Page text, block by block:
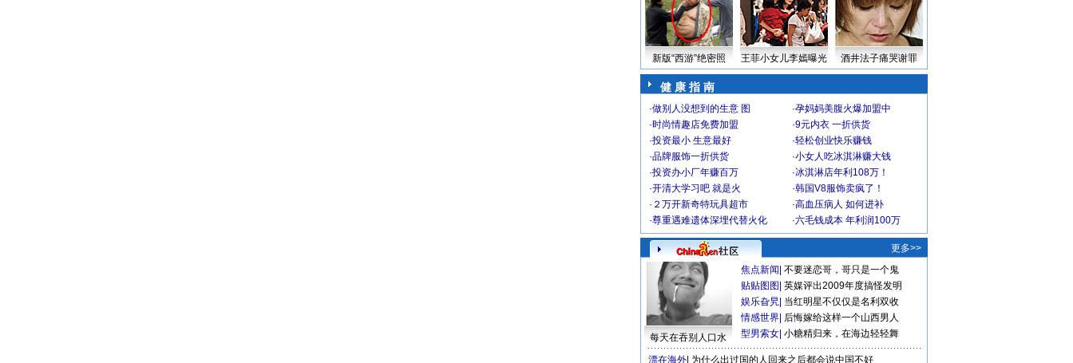
新版“西游”绝密照 王菲小女儿李嫣曝光 酒井法子痛哭谢罪
健 康 指 南
·做别人没想到的生意 图 ·孕妈妈美腹火爆加盟中
·时尚情趣店免费加盟 ·9元内衣 一折供货
·投资最小 生意最好 ·轻松创业快乐赚钱
·品牌服饰一折供货 ·小女人吃冰淇淋赚大钱
·投资办小厂年赚百万 ·冰淇淋店年利108万！
·开清大学习吧 就是火 ·韩国V8服饰卖疯了！
· ２万开新奇特玩具超市 ·高血压病人 如何进补
·尊重遇难遗体深埋代替火化 ·六毛钱成本 年利润100万
更多>>
每天在吞别人口水
焦点新闻 不要迷恋哥，哥只是一个鬼
贴贴图图 英媒评出2009年度搞怪发明
娱乐旮旯 当红明星不仅仅是名利双收
情感世界 后悔嫁给这样一个山西男人
型男索女 小糖精归来，在海边轻轻舞
漂在海外 为什么出过国的人回来之后都会说中国不好